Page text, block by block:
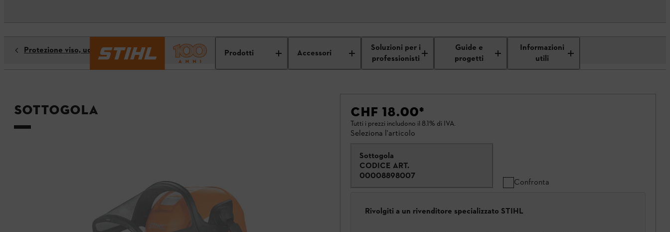
Prodotti Accessori
Soluzioni per i
professionisti
Guide e
progetti
Informazioni
utili
Protezione viso, udito e testa
Sottogola CHF 18.00*
Tutti i prezzi includono il 8.1% di IVA.
Seleziona l'articolo
Sottogola
CODICE ART.
00008898007
Confronta
Rivolgiti a un rivenditore specializzato STIHL